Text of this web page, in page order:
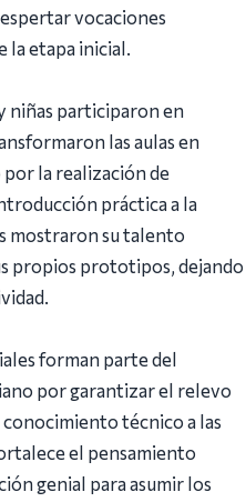
vocaciones
la etapa inicial.
niñas participaron en
las aulas en
la realización de
práctica a la
mostraron su talento
propios prototipos, dejando
forman parte del
por garantizar el relevo
técnico a las
el pensamiento
genial para asumir los